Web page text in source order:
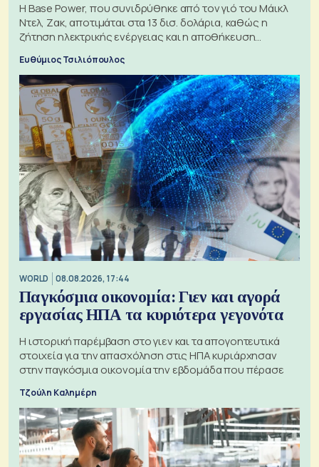
Η Base Power, που συνιδρύθηκε από τον γιό του Μάικλ
Ντελ, Ζακ, αποτιμάται στα 13 δισ. δολάρια, καθώς η
ζήτηση ηλεκτρικής ενέργειας και η αποθήκευση
μπαταριών αυξάνονται
Ευθύμιος Τσιλιόπουλος
WORLD 08.08.2026, 17:44
Παγκόσμια οικονομία: Γιεν και αγορά
εργασίας ΗΠΑ τα κυριότερα γεγονότα
Η ιστορική παρέμβαση στο γιεν και τα απογοητευτικά
στοιχεία για την απασχόληση στις ΗΠΑ κυριάρχησαν
στην παγκόσμια οικονομία την εβδομάδα που πέρασε
Τζούλη Καλημέρη